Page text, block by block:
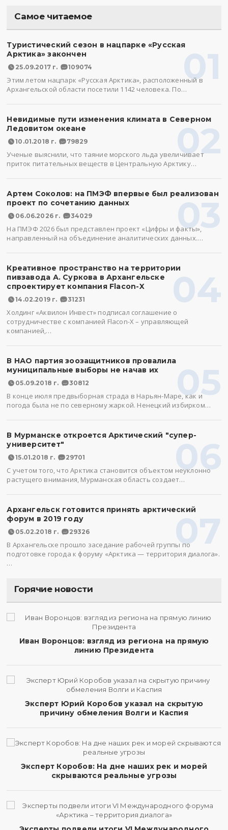
Самое читаемое
01
Туристический сезон в нацпарке «Русская
Арктика» закончен
25.09.2017 г. 109074
Этим летом нацпарк «Русская Арктика», расположенный в
Архангельской области посетили 1142 человека. По…
02
Невидимые пути изменения климата в Северном
Ледовитом океане
10.01.2018 г. 79829
Ученые выяснили, что таяние морского льда увеличивает
приток питательных веществ в Центральную Арктику…
03
Артем Соколов: на ПМЭФ впервые был реализован
проект по сочетанию данных
06.06.2026 г. 34029
На ПМЭФ 2026 был представлен проект «Цифры и факты»,
направленный на объединение аналитических данных.…
04
Креативное пространство на территории
пивзавода А. Суркова в Архангельске
спроектирует компания Flacon-X
14.02.2019 г. 31231
Холдинг «Аквилон Инвест» подписал соглашение о
сотрудничестве с компанией Flacon-X – управляющей
компанией,…
05
В НАО партия зоозащитников провалила
муниципальные выборы не начав их
05.09.2018 г. 30812
В конце июля предвыборная страда в Нарьян-Маре, как и
погода была не по северному жаркой. Ненецкий избирком…
06
В Мурманске откроется Арктический "супер-
университет"
15.01.2018 г. 29701
С учетом того, что Арктика становится объектом неуклонно
растущего внимания, Мурманская область создает…
07
Архангельск готовится принять арктический
форум в 2019 году
05.02.2018 г. 29326
В Архангельске прошло заседание рабочей группы по
подготовке города к форуму «Арктика — территория диалога».
…
Горячие новости
Иван Воронцов: взгляд из региона на прямую
линию Президента
Эксперт Юрий Коробов указал на скрытую
причину обмеления Волги и Каспия
Эксперт Коробов: На дне наших рек и морей
скрываются реальные угрозы